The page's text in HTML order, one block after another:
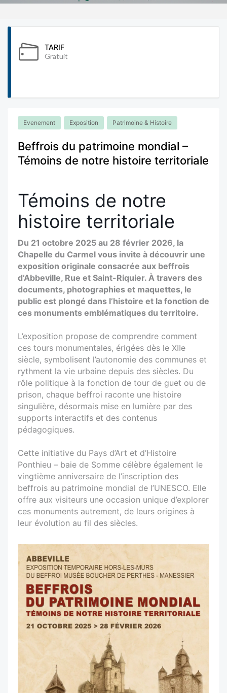
TARIF
Gratuit
Evenement Exposition Patrimoine & Histoire
Beffrois du patrimoine mondial –
Témoins de notre histoire territoriale
Témoins de notre
histoire territoriale
Du 21 octobre 2025 au 28 février 2026, la
Chapelle du Carmel vous invite à découvrir une
exposition originale consacrée aux beffrois
d’Abbeville, Rue et Saint-Riquier. À travers des
documents, photographies et maquettes, le
public est plongé dans l’histoire et la fonction de
ces monuments emblématiques du territoire.
L’exposition propose de comprendre comment
ces tours monumentales, érigées dès le XIIe
siècle, symbolisent l’autonomie des communes et
rythment la vie urbaine depuis des siècles. Du
rôle politique à la fonction de tour de guet ou de
prison, chaque beffroi raconte une histoire
singulière, désormais mise en lumière par des
supports interactifs et des contenus
pédagogiques.
Cette initiative du Pays d’Art et d’Histoire
Ponthieu – baie de Somme célèbre également le
vingtième anniversaire de l’inscription des
beffrois au patrimoine mondial de l’UNESCO. Elle
offre aux visiteurs une occasion unique d’explorer
ces monuments autrement, de leurs origines à
leur évolution au fil des siècles.